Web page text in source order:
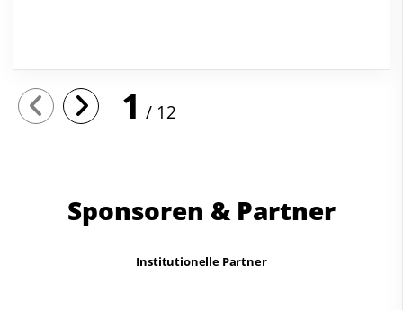
1 12
Sponsoren & Partner
Institutionelle Partner